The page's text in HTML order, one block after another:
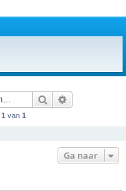
Zoek
1 van 1
Ga naar